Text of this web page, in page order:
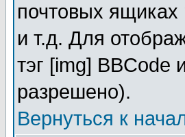
почтовых
и т.д. Для
тэг [img] BBCode
разрешено).
Вернуться к